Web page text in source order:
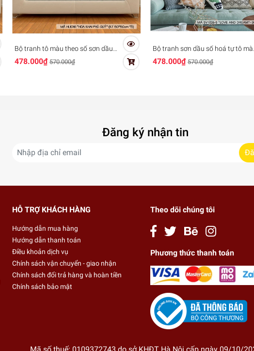
Bộ tranh tô màu theo số sơn dầu
số hóa Hoa mẫu đơn Tranh Hoa
khai phú quý mã HL1016
478.000₫ 570.000₫
Bộ tranh sơn dầu số hoá tự tô màu
DIY trang trí đơn giản hiện đại - Mã
SV1026S Chim tình yêu Love and
478.000₫ 570.000₫
Đăng ký nhận tin
HỖ TRỢ KHÁCH HÀNG
Hướng dẫn mua hàng
Hướng dẫn thanh toán
Điều khoản dịch vụ
Chính sách vận chuyển - giao nhận
Chính sách đổi trả hàng và hoàn tiền
Chính sách bảo mật
Theo dõi chúng tôi
Phương thức thanh toán